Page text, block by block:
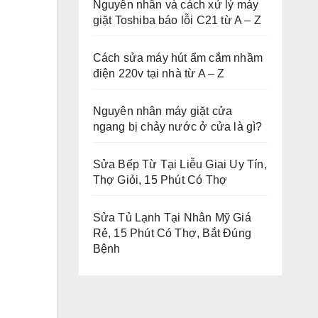
Nguyên nhân và cách xử lý máy
giặt Toshiba báo lỗi C21 từ A – Z
Cách sửa máy hút ẩm cắm nhầm
điện 220v tại nhà từ A – Z
Nguyên nhân máy giặt cửa
ngang bị chảy nước ở cửa là gì?
Sửa Bếp Từ Tại Liễu Giai Uy Tín,
Thợ Giỏi, 15 Phút Có Thợ
Sửa Tủ Lạnh Tại Nhân Mỹ Giá
Rẻ, 15 Phút Có Thợ, Bắt Đúng
Bệnh